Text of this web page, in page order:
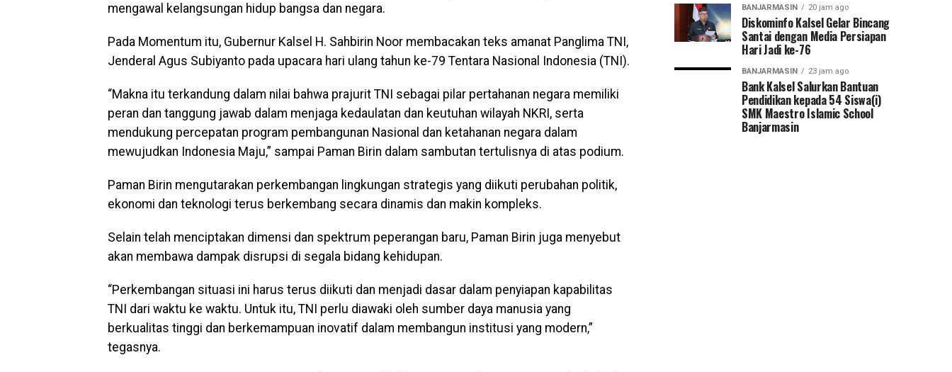
mengawal kelangsungan hidup bangsa dan negara.
Pada Momentum itu, Gubernur Kalsel H. Sahbirin Noor membacakan teks amanat Panglima TNI,
Jenderal Agus Subiyanto pada upacara hari ulang tahun ke-79 Tentara Nasional Indonesia (TNI).
“Makna itu terkandung dalam nilai bahwa prajurit TNI sebagai pilar pertahanan negara memiliki
peran dan tanggung jawab dalam menjaga kedaulatan dan keutuhan wilayah NKRI, serta
mendukung percepatan program pembangunan Nasional dan ketahanan negara dalam
mewujudkan Indonesia Maju,” sampai Paman Birin dalam sambutan tertulisnya di atas podium.
Paman Birin mengutarakan perkembangan lingkungan strategis yang diikuti perubahan politik,
ekonomi dan teknologi terus berkembang secara dinamis dan makin kompleks.
Selain telah menciptakan dimensi dan spektrum peperangan baru, Paman Birin juga menyebut
akan membawa dampak disrupsi di segala bidang kehidupan.
“Perkembangan situasi ini harus terus diikuti dan menjadi dasar dalam penyiapan kapabilitas
TNI dari waktu ke waktu. Untuk itu, TNI perlu diawaki oleh sumber daya manusia yang
berkualitas tinggi dan berkemampuan inovatif dalam membangun institusi yang modern,”
tegasnya.
BANJARMASIN 20 jam ago
Diskominfo Kalsel Gelar Bincang
Santai dengan Media Persiapan
Hari Jadi ke-76
BANJARMASIN 23 jam ago
Bank Kalsel Salurkan Bantuan
Pendidikan kepada 54 Siswa(i)
SMK Maestro Islamic School
Banjarmasin